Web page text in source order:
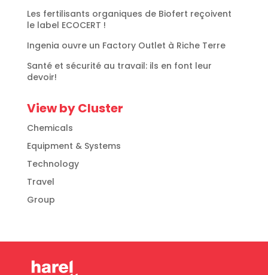
Les fertilisants organiques de Biofert reçoivent
le label ECOCERT !
Ingenia ouvre un Factory Outlet à Riche Terre
Santé et sécurité au travail: ils en font leur
devoir!
View by Cluster
Chemicals
Equipment & Systems
Technology
Travel
Group